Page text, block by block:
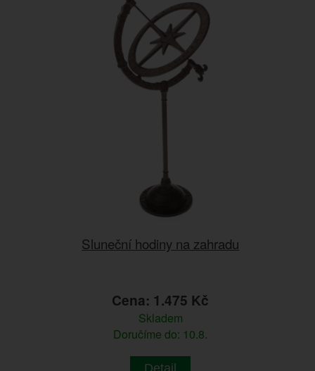
Sluneční hodiny na zahradu
Cena: 1.475 Kč
Skladem
Doručíme do: 10.8.
Detail